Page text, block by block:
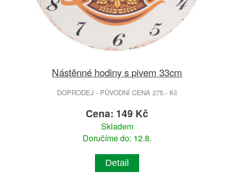
Nástěnné hodiny s pivem 33cm
DOPRODEJ - PŮVODNÍ CENA 275.- Kč
Cena: 149 Kč
Skladem
Doručíme do: 12.8.
Detail